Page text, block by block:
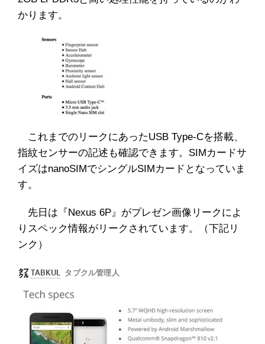
かります。
これまでのリークにあったUSB Type-Cを搭載、
指紋センサーの記述も確認できます。SIMカードサ
イズはnanoSIMでシングルSIMカードとなっていま
す。
先日は『Nexus 6P』がプレゼン画像リークによ
りスペック情報がリークされています。（下記リ
ンク）